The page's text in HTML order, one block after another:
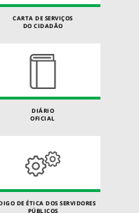
CARTA DE SERVIÇOS
DO CIDADÃO
DIÁRIO
OFICIAL
DE ÉTICA DOS SERVIDORES
PÚBLICOS